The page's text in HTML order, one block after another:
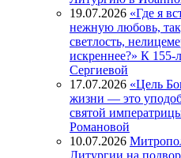
19.07.2026 «Где я
нежную любовь,
светлость,
искреннее?» К
Сергиевой
17.07.2026 «Цель
жизни — это
святой
Романовой
10.07.2026
Литургии на